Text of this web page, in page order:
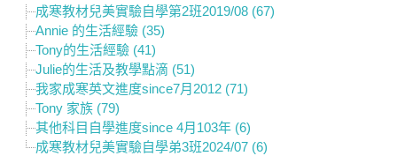
成寒教材兒美實驗自學第2班2019/08 (67)
Annie 的生活經驗 (35)
Tony的生活經驗 (41)
Julie的生活及教學點滴 (51)
我家成寒英文進度since7月2012 (71)
Tony 家族 (79)
其他科目自學進度since 4月103年 (6)
成寒教材兒美實驗自學弟3班2024/07 (6)